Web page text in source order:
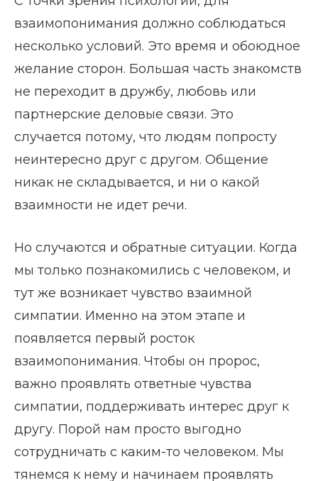
взаимопонимания должно соблюдаться
несколько условий. Это время и обоюдное
желание сторон. Большая часть знакомств
не переходит в дружбу, любовь или
партнерские деловые связи. Это
случается потому, что людям попросту
неинтересно друг с другом. Общение
никак не складывается, и ни о какой
взаимности не идет речи.
Но случаются и обратные ситуации. Когда
мы только познакомились с человеком, и
тут же возникает чувство взаимной
симпатии. Именно на этом этапе и
появляется первый росток
взаимопонимания. Чтобы он пророс,
важно проявлять ответные чувства
симпатии, поддерживать интерес друг к
другу. Порой нам просто выгодно
сотрудничать с каким-то человеком. Мы
тянемся к нему и начинаем проявлять